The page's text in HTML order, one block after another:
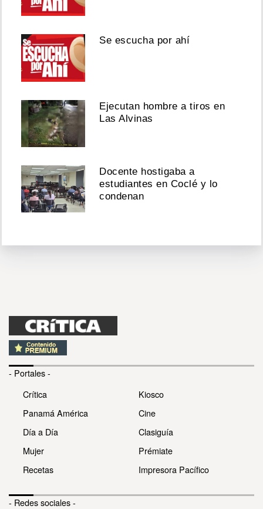
Se escucha por ahí
Ejecutan hombre a tiros en
Las Alvinas
Docente hostigaba a
estudiantes en Coclé y lo
condenan
- Portales -
Crítica
Panamá América
Día a Día
Mujer
Recetas
Kiosco
Cine
Clasiguía
Prémiate
Impresora Pacífico
- Redes sociales -